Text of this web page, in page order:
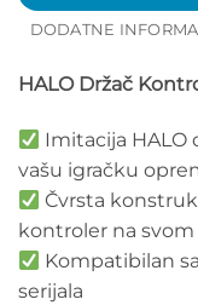
DODATNE
HALO Držač
Imitacija HALO
vašu igračku
Čvrsta
kontroler na
Kompatibilan
serijala